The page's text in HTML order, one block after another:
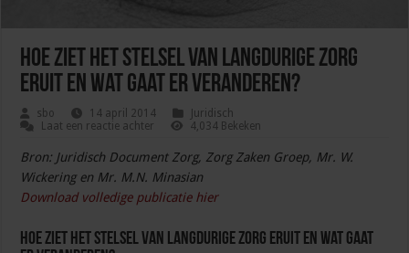
Hoe ziet het stelsel van langdurige zorg
eruit en wat gaat er veranderen?
sbo 14 april 2014
Juridisch
Laat een reactie achter
4,034 Bekeken
Bron: Juridisch Document Zorg, Zorg Zaken Groep, Mr. W.
Wickering en Mr. M.N. Minasian
Download volledige publicatie hier
Hoe ziet het stelsel van langdurige zorg eruit en wat gaat